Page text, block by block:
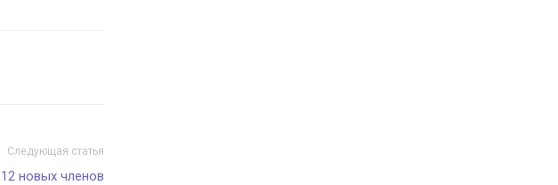
Следующая статья
новых членов